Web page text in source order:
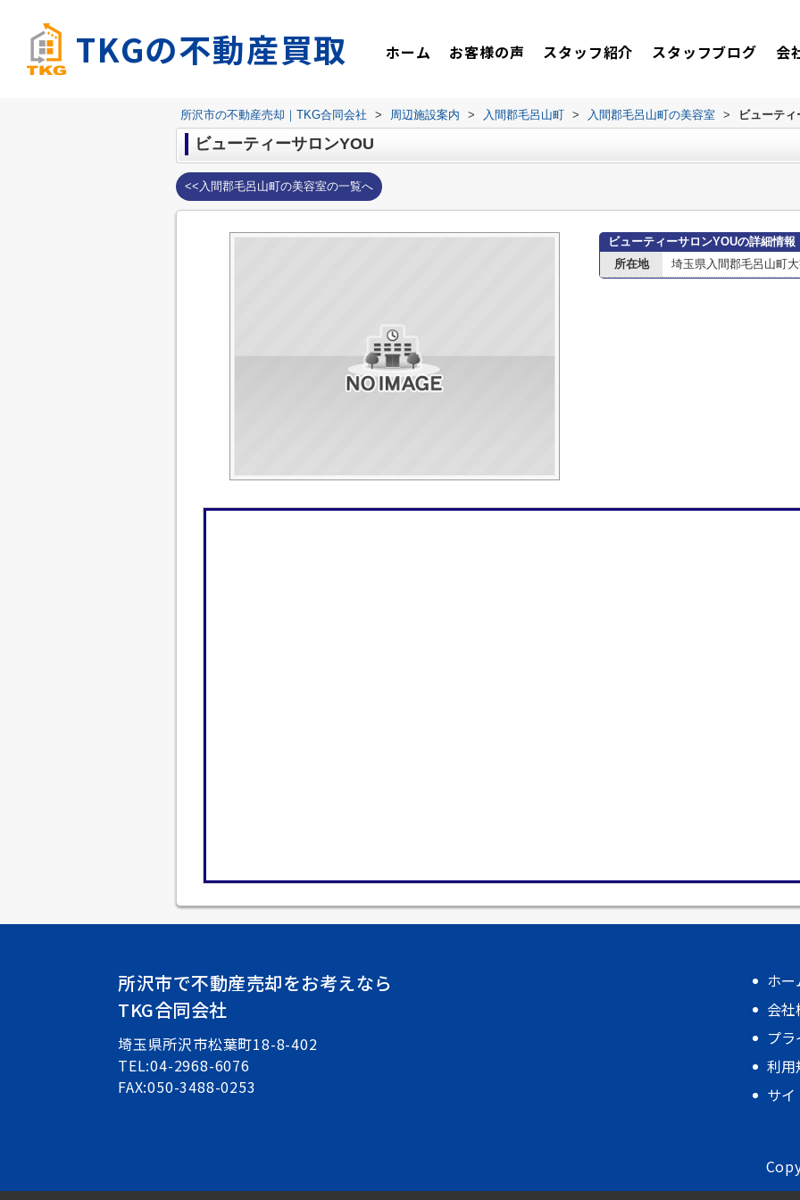
TKGの不動産買取 ホーム お客様の声 スタッフ紹介 スタッフブログ 会
所沢市の不動産売却｜TKG合同会社 > 周辺施設案内 > 入間郡毛呂山町 > 入間郡毛呂山町の美容室 > ビューテ
ビューティーサロンYOU
<<入間郡毛呂山町の美容室の一覧へ
ビューティーサロンYOUの詳細情報
所在地
埼玉県入間郡毛呂山町
所沢市で不動産売却をお考えなら
TKG合同会社
埼玉県所沢市松葉町18-8-402
TEL:04-2968-6076
FAX:050-3488-0253
ホー
会
プ
利用
サ